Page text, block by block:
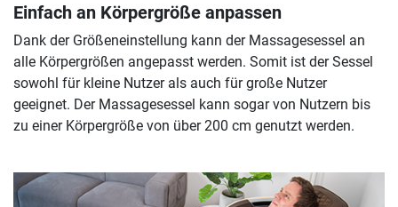
Einfach an Körpergröße anpassen
Dank der Größeneinstellung kann der Massagesessel an
alle Körpergrößen angepasst werden. Somit ist der Sessel
sowohl für kleine Nutzer als auch für große Nutzer
geeignet. Der Massagesessel kann sogar von Nutzern bis
zu einer Körpergröße von über 200 cm genutzt werden.